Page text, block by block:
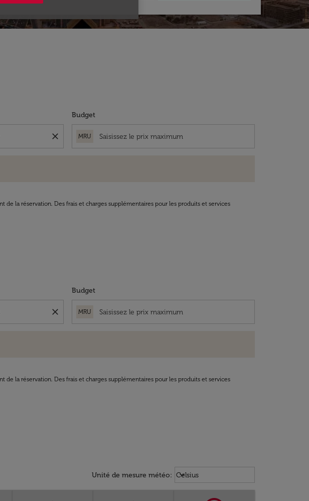
close
Budget
MRU
la réservation. Des frais et charges supplémentaires pour les produits et services
close
Budget
MRU
la réservation. Des frais et charges supplémentaires pour les produits et services
Unité de mesure météo: Weather unit option Celsius
Celsius
keyboard_arrow_down